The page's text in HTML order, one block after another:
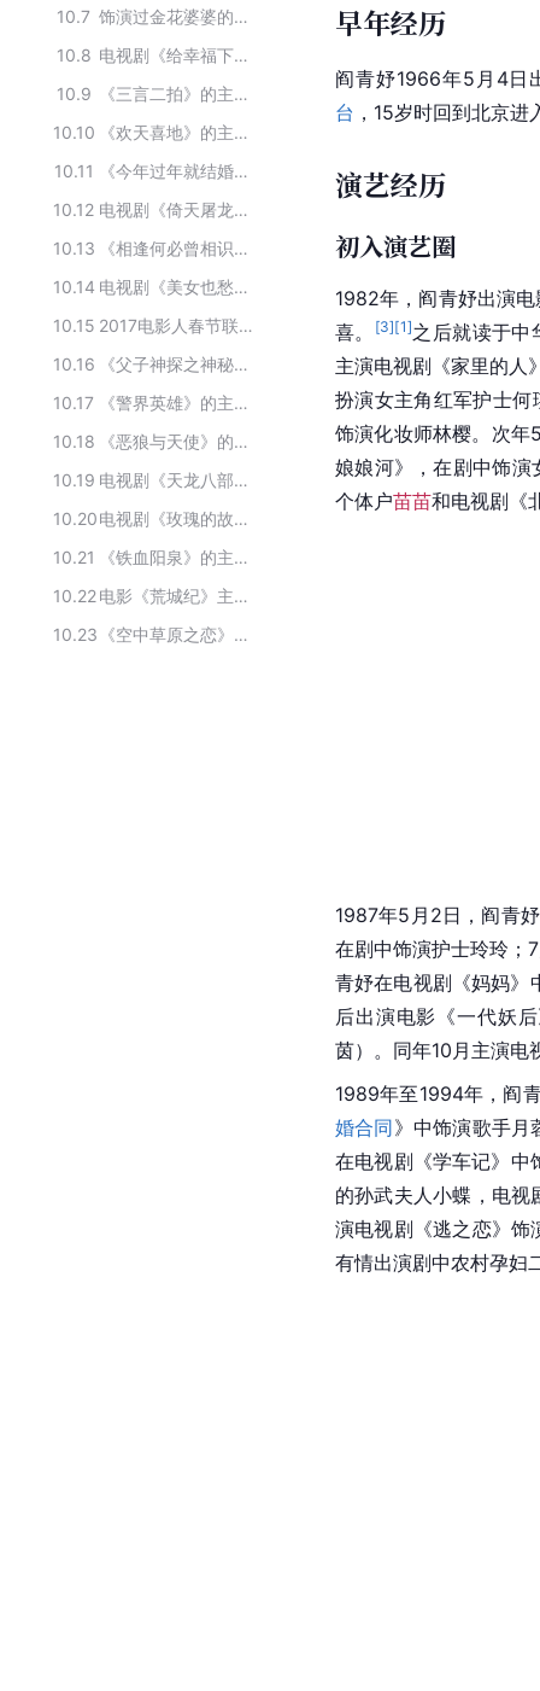
10.7
饰演过金花婆婆的女演员
10.8
电视剧《给幸福下订单》的演职人员
10.9
《三言二拍》的主要演员
10.10
《欢天喜地》的主要演员
10.11
《今年过年就结婚》的主要演员
10.12
电视剧《倚天屠龙记》主要演员
10.13
《相逢何必曾相识》的主要演员
10.14
电视剧《美女也愁嫁》的主要演员
10.15
2017电影人春节联欢晚会的主要参加人员
10.16
《父子神探之神秘数字》的主要演员
10.17
《警界英雄》的主要演员
10.18
《恶狼与天使》的主要演员
10.19
电视剧《天龙八部》主要演员
10.20
电视剧《玫瑰的故事》主要演职员
10.21
《铁血阳泉》的主要演员
10.22
电影《荒城纪》主要演职员
10.23
《空中草原之恋》的主要演员
早年经历
阎青妤1966年5月4日
台 ，15岁时回到北京进
演艺经历
初入演艺圈
1982年，阎青妤出演
喜。
[3][1]之后就读于中
主演电视剧《家里的人
扮演女主角红军护士何
饰演化妆师林樱。次年
娘娘河》，在剧中饰
个体户苗苗和电视剧《
1987年5月2日，阎青
在剧中饰演护士玲玲；
青妤在电视剧《妈妈》
后出演电影《一代妖
茵）。同年10月主演电
1989年至1994年，阎
婚合同》中饰演歌手月
在电视剧《学车记》中
的孙武夫人小蝶 ，电
演电视剧《逃之恋》饰
有情出演剧中农村孕妇